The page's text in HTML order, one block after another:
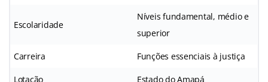
Escolaridade
Níveis fundamental, médio e
superior
Carreira Funções essenciais à justiça
Lotação Estado do Amapá